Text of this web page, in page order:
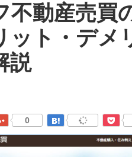
不動産売買
ット・デメ
説
0